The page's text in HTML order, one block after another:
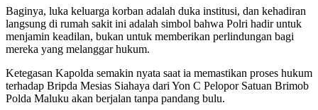
Baginya, luka keluarga korban adalah duka institusi, dan kehadiran
langsung di rumah sakit ini adalah simbol bahwa Polri hadir untuk
menjamin keadilan, bukan untuk memberikan perlindungan bagi
mereka yang melanggar hukum.
Ketegasan Kapolda semakin nyata saat ia memastikan proses hukum
terhadap Bripda Mesias Siahaya dari Yon C Pelopor Satuan Brimob
Polda Maluku akan berjalan tanpa pandang bulu.